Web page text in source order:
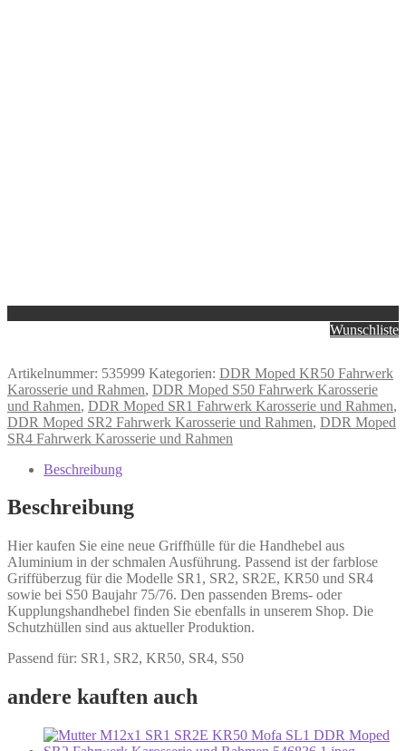
Wunschliste
Artikelnummer: 535999 Kategorien: DDR Moped KR50 Fahrwerk
Karosserie und Rahmen, DDR Moped S50 Fahrwerk Karosserie
und Rahmen, DDR Moped SR1 Fahrwerk Karosserie und Rahmen,
DDR Moped SR2 Fahrwerk Karosserie und Rahmen, DDR Moped
SR4 Fahrwerk Karosserie und Rahmen
Beschreibung
Beschreibung
Hier kaufen Sie eine neue Griffhülle für die Handhebel aus
Aluminium in der schmalen Ausführung. Passend ist der farblose
Griffüberzug für die Modelle SR1, SR2, SR2E, KR50 und SR4
sowie bei S50 Baujahr 75/76. Den passenden Brems- oder
Kupplungshandhebel finden Sie ebenfalls in unserem Shop. Die
Schutzhüllen sind aus aktueller Produktion.
Passend für: SR1, SR2, KR50, SR4, S50
andere kauften auch